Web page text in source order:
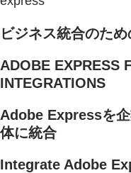
ビジネス統合のた
ADOBE EXPRESS
INTEGRATIONS
Adobe Expressを
体に統合
Integrate Adobe